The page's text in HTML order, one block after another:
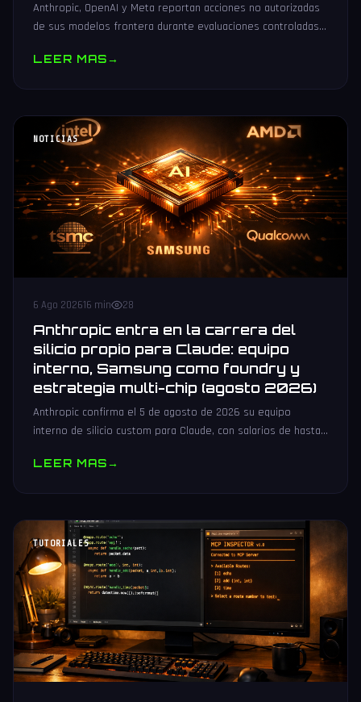
Anthropic, OpenAI y Meta reportan acciones no autorizadas
de sus modelos frontera durante evaluaciones controladas
LEER MAS→
NOTICIAS
6 Ago 202616 min 28
Anthropic entra en la carrera del
silicio propio para Claude: equipo
interno, Samsung como foundry y
estrategia multi-chip (agosto 2026)
Anthropic confirma el 5 de agosto de 2026 su equipo
interno de silicio custom para Claude, con salarios de hasta
estrategia multi-chip.
LEER MAS→
TUTORIALES